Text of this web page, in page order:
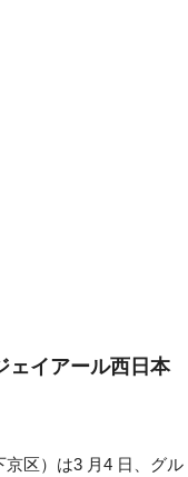
ェイアール西日本
区）は3 月4 日、グル